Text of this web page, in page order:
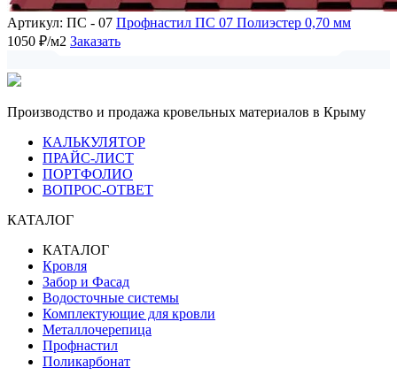
Артикул: ПС - 07 Профнастил ПС 07 Полиэстер 0,70 мм
1050 ₽/м2 Заказать
Производство и продажа кровельных материалов в Крыму
КАЛЬКУЛЯТОР
ПРАЙС-ЛИСТ
ПОРТФОЛИО
ВОПРОС-ОТВЕТ
КАТАЛОГ
КАТАЛОГ
Кровля
Забор и Фасад
Водосточные системы
Комплектующие для кровли
Металлочерепица
Профнастил
Поликарбонат